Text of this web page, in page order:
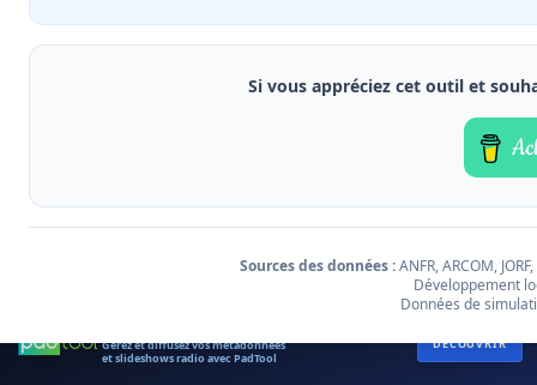
Leaflet|Gestion des cookies
Données de simulation de couverture parr+d.io/FMNET/Creacast
Gérez et diffusez vos métadonnées
et slideshows radio avec PadTool
DÉCOUVRIR
VAROISE
Si vous appréciez cet outil et
Sources des données :ANFR, ARCOM,
Développement
Données de